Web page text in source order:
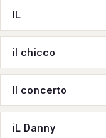
IL
il chicco
Il concerto
iL Danny